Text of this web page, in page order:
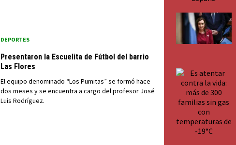
DEPORTES
Presentaron la Escuelita de Fútbol del barrio
Las Flores
El equipo denominado “Los Pumitas” se formó hace
dos meses y se encuentra a cargo del profesor José
Luis Rodríguez.